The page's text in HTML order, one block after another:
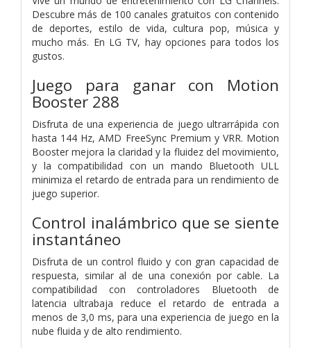
Descubre más de 100 canales gratuitos con contenido
de deportes, estilo de vida, cultura pop, música y
mucho más. En LG TV, hay opciones para todos los
gustos.
Juego para ganar con Motion
Booster 288
Disfruta de una experiencia de juego ultrarrápida con
hasta 144 Hz, AMD FreeSync Premium y VRR. Motion
Booster mejora la claridad y la fluidez del movimiento,
y la compatibilidad con un mando Bluetooth ULL
minimiza el retardo de entrada para un rendimiento de
juego superior.
Control inalámbrico que se siente
instantáneo
Disfruta de un control fluido y con gran capacidad de
respuesta, similar al de una conexión por cable. La
compatibilidad con controladores Bluetooth de
latencia ultrabaja reduce el retardo de entrada a
menos de 3,0 ms, para una experiencia de juego en la
nube fluida y de alto rendimiento.